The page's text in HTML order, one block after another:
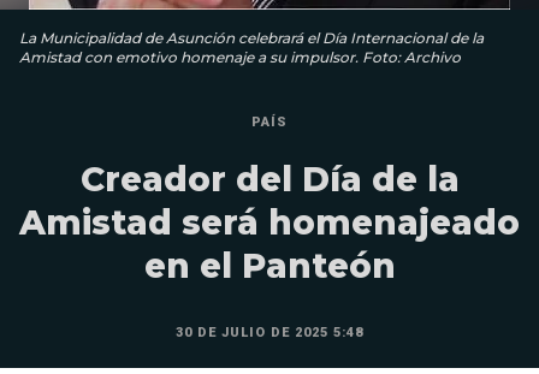
La Municipalidad de Asunción celebrará el Día Internacional de la
Amistad con emotivo homenaje a su impulsor. Foto: Archivo
PAÍS
Creador del Día de la
Amistad será homenajeado
en el Panteón
30 DE JULIO DE 2025 5:48